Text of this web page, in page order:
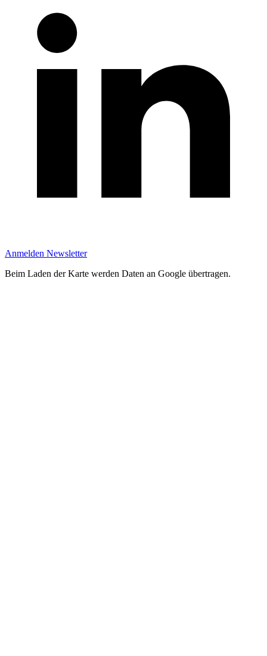
Anmelden Newsletter
Beim Laden der Karte werden Daten an Google übertragen.